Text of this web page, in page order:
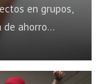
en grupos,
de ahorro…